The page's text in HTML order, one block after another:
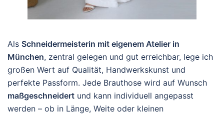
Als Schneidermeisterin mit eigenem Atelier in
München, zentral gelegen und gut erreichbar, lege ich
großen Wert auf Qualität, Handwerkskunst und
perfekte Passform. Jede Brauthose wird auf Wunsch
maßgeschneidert und kann individuell angepasst
werden – ob in Länge, Weite oder kleinen